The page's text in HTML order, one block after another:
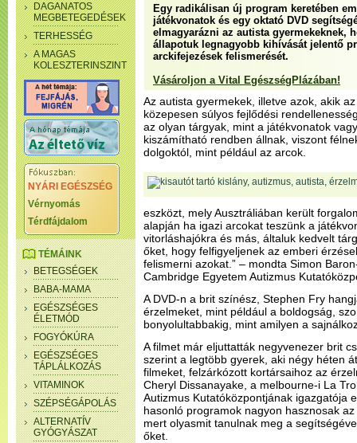
DAGANATOS
MEGBETEGEDÉSEK
TERHESSÉG
A MAGAS
KOLESZTERINSZINT
NYÁRI EGÉSZSÉG
Vérnyomás
Térdfájdalom
TÉMÁINK
BETEGSÉGEK
BABA-MAMA
EGÉSZSÉGES
ÉLETMÓD
FOGYÓKÚRA
EGÉSZSÉGES
TÁPLÁLKOZÁS
VITAMINOK
SZÉPSÉGÁPOLÁS
ALTERNATÍV
GYÓGYÁSZAT
Egy radikálisan új program keretében
játékvonatok és egy oktató DVD
elmagyarázni az autista gyermekeknek,
állapotuk legnagyobb kihívását jelentő
arckifejezések felismerését.
Vásároljon a Vital EgészségPlázában!
Az autista gyermekek, illetve azok, akik
közepesen súlyos fejlődési
az olyan tárgyak, mint a játékvonatok
kiszámítható rendben állnak, viszont
dolgoktól, mint például az arcok.
eszközt, mely Ausztráliában került
alapján ha igazi arcokat teszünk a
vitorláshajókra és más, általuk kedvelt
őket, hogy felfigyeljenek az emberi
felismerni azokat.” – mondta Simon
Cambridge Egyetem Autizmus
A DVD-n a brit színész, Stephen Fry
érzelmeket, mint például a boldogság,
bonyolultabbakig, mint amilyen a
A filmet már eljuttatták negyvenezer brit
szerint a legtöbb gyerek, aki négy héten
filmeket, felzárkózott kortársaihoz az
Cheryl Dissanayake, a melbourne-i La
Autizmus Kutatóközpontjának igazgatója
hasonló programok nagyon hasznosak
mert olyasmit tanulnak meg a
őket.